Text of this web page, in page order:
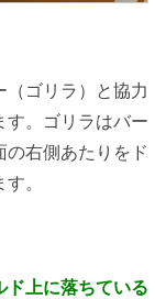
（ゴリラ）と協力
す。ゴリラはバー
の右側あたりをド
。
ド上に落ちている